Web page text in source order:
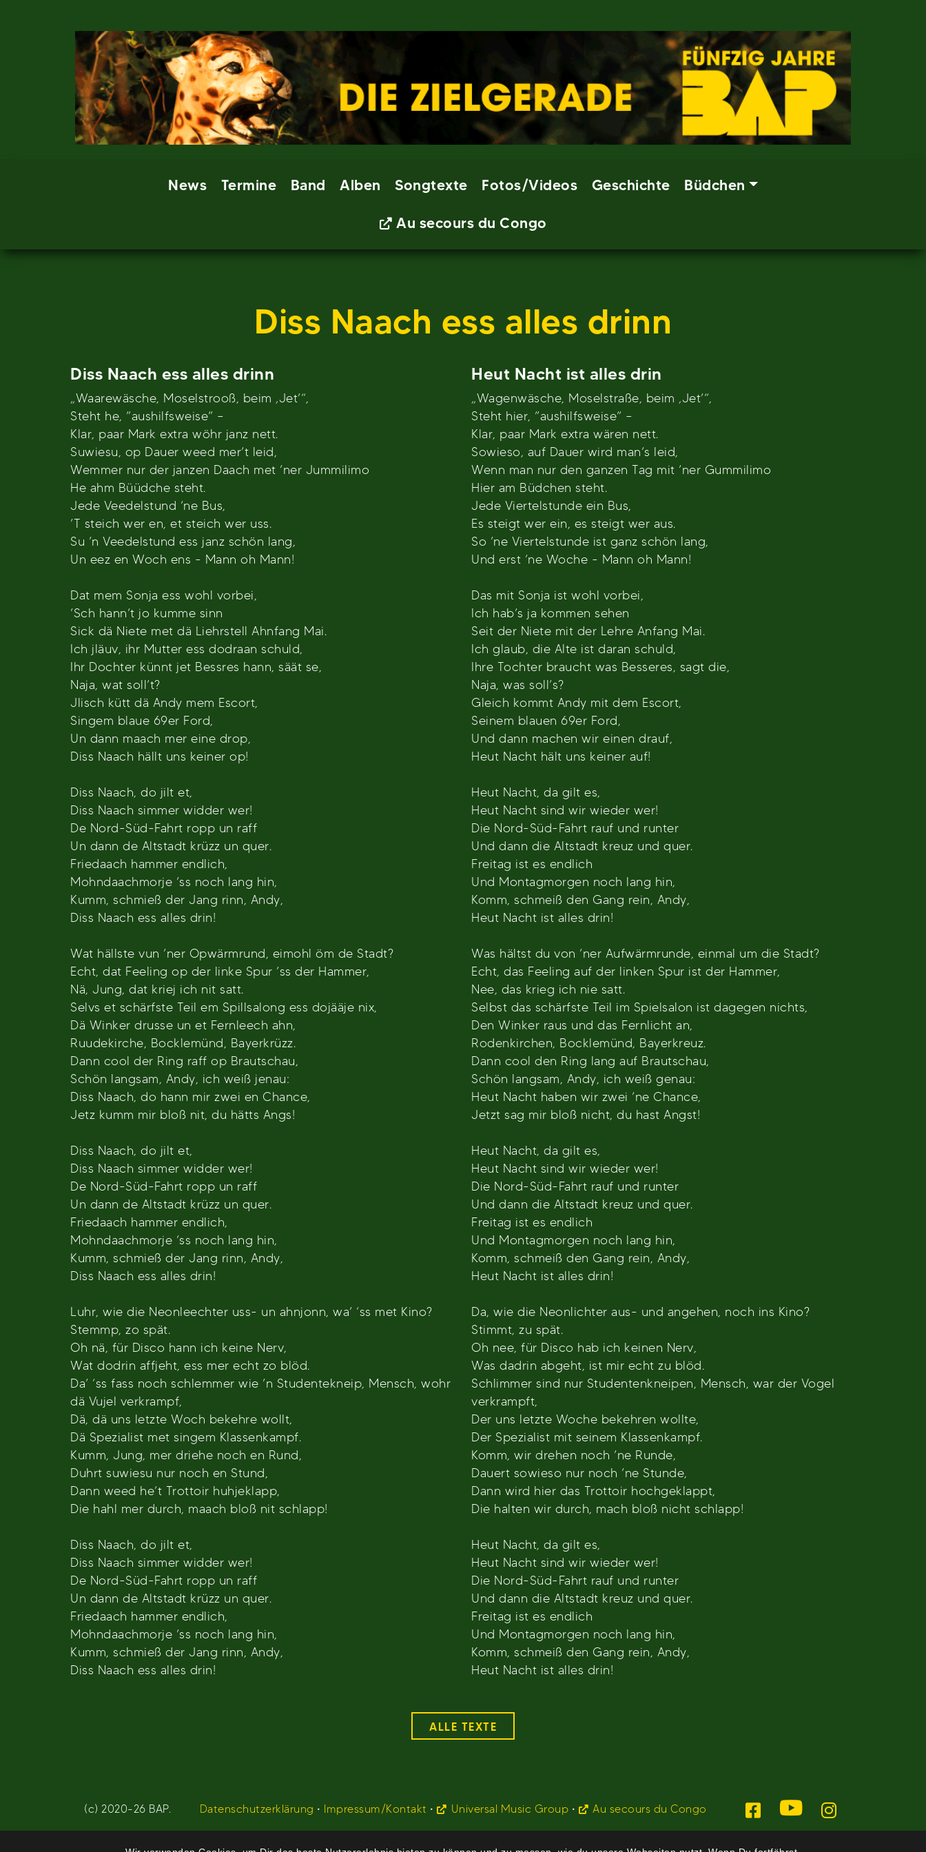
News Termine Band Alben Songtexte Fotos/Videos Geschichte Büdchen
Au secours du Congo
Diss Naach ess alles drinn
Diss Naach ess alles drinn
„Waarewäsche, Moselstrooß, beim ‚Jet’“,
Steht he, ”aushilfsweise” –
Klar, paar Mark extra wöhr janz nett.
Suwiesu, op Dauer weed mer’t leid,
Wemmer nur der janzen Daach met ’ner Jummilimo
He ahm Büüdche steht.
Jede Veedelstund ’ne Bus,
’T steich wer en, et steich wer uss.
Su ’n Veedelstund ess janz schön lang,
Un eez en Woch ens - Mann oh Mann!
Dat mem Sonja ess wohl vorbei,
’Sch hann’t jo kumme sinn
Sick dä Niete met dä Liehrstell Ahnfang Mai.
Ich jläuv, ihr Mutter ess dodraan schuld,
Ihr Dochter künnt jet Bessres hann, säät se,
Naja, wat soll’t?
Jlisch kütt dä Andy mem Escort,
Singem blaue 69er Ford,
Un dann maach mer eine drop,
Diss Naach hällt uns keiner op!
Diss Naach, do jilt et,
Diss Naach simmer widder wer!
De Nord-Süd-Fahrt ropp un raff
Un dann de Altstadt krüzz un quer.
Friedaach hammer endlich,
Mohndaachmorje ’ss noch lang hin,
Kumm, schmieß der Jang rinn, Andy,
Diss Naach ess alles drin!
Wat hällste vun ’ner Opwärmrund, eimohl öm de Stadt?
Echt, dat Feeling op der linke Spur ’ss der Hammer,
Nä, Jung, dat kriej ich nit satt.
Selvs et schärfste Teil em Spillsalong ess dojääje nix,
Dä Winker drusse un et Fernleech ahn,
Ruudekirche, Bocklemünd, Bayerkrüzz.
Dann cool der Ring raff op Brautschau,
Schön langsam, Andy, ich weiß jenau:
Diss Naach, do hann mir zwei en Chance,
Jetz kumm mir bloß nit, du hätts Angs!
Diss Naach, do jilt et,
Diss Naach simmer widder wer!
De Nord-Süd-Fahrt ropp un raff
Un dann de Altstadt krüzz un quer.
Friedaach hammer endlich,
Mohndaachmorje ’ss noch lang hin,
Kumm, schmieß der Jang rinn, Andy,
Diss Naach ess alles drin!
Luhr, wie die Neonleechter uss- un ahnjonn, wa’ ‘ss met Kino?
Stemmp, zo spät.
Oh nä, für Disco hann ich keine Nerv,
Wat dodrin affjeht, ess mer echt zo blöd.
Da’ ‘ss fass noch schlemmer wie ’n Studentekneip, Mensch, wohr
dä Vujel verkrampf,
Dä, dä uns letzte Woch bekehre wollt,
Dä Spezialist met singem Klassenkampf.
Kumm, Jung, mer driehe noch en Rund,
Duhrt suwiesu nur noch en Stund,
Dann weed he’t Trottoir huhjeklapp,
Die hahl mer durch, maach bloß nit schlapp!
Diss Naach, do jilt et,
Diss Naach simmer widder wer!
De Nord-Süd-Fahrt ropp un raff
Un dann de Altstadt krüzz un quer.
Friedaach hammer endlich,
Mohndaachmorje ’ss noch lang hin,
Kumm, schmieß der Jang rinn, Andy,
Diss Naach ess alles drin!
Heut Nacht ist alles drin
„Wagenwäsche, Moselstraße, beim ‚Jet’“,
Steht hier, ”aushilfsweise” –
Klar, paar Mark extra wären nett.
Sowieso, auf Dauer wird man’s leid,
Wenn man nur den ganzen Tag mit ’ner Gummilimo
Hier am Büdchen steht.
Jede Viertelstunde ein Bus,
Es steigt wer ein, es steigt wer aus.
So ’ne Viertelstunde ist ganz schön lang,
Und erst ’ne Woche - Mann oh Mann!
Das mit Sonja ist wohl vorbei,
Ich hab’s ja kommen sehen
Seit der Niete mit der Lehre Anfang Mai.
Ich glaub, die Alte ist daran schuld,
Ihre Tochter braucht was Besseres, sagt die,
Naja, was soll’s?
Gleich kommt Andy mit dem Escort,
Seinem blauen 69er Ford,
Und dann machen wir einen drauf,
Heut Nacht hält uns keiner auf!
Heut Nacht, da gilt es,
Heut Nacht sind wir wieder wer!
Die Nord-Süd-Fahrt rauf und runter
Und dann die Altstadt kreuz und quer.
Freitag ist es endlich
Und Montagmorgen noch lang hin,
Komm, schmeiß den Gang rein, Andy,
Heut Nacht ist alles drin!
Was hältst du von ’ner Aufwärmrunde, einmal um die Stadt?
Echt, das Feeling auf der linken Spur ist der Hammer,
Nee, das krieg ich nie satt.
Selbst das schärfste Teil im Spielsalon ist dagegen nichts,
Den Winker raus und das Fernlicht an,
Rodenkirchen, Bocklemünd, Bayerkreuz.
Dann cool den Ring lang auf Brautschau,
Schön langsam, Andy, ich weiß genau:
Heut Nacht haben wir zwei ’ne Chance,
Jetzt sag mir bloß nicht, du hast Angst!
Heut Nacht, da gilt es,
Heut Nacht sind wir wieder wer!
Die Nord-Süd-Fahrt rauf und runter
Und dann die Altstadt kreuz und quer.
Freitag ist es endlich
Und Montagmorgen noch lang hin,
Komm, schmeiß den Gang rein, Andy,
Heut Nacht ist alles drin!
Da, wie die Neonlichter aus- und angehen, noch ins Kino?
Stimmt, zu spät.
Oh nee, für Disco hab ich keinen Nerv,
Was dadrin abgeht, ist mir echt zu blöd.
Schlimmer sind nur Studentenkneipen, Mensch, war der Vogel
verkrampft,
Der uns letzte Woche bekehren wollte,
Der Spezialist mit seinem Klassenkampf.
Komm, wir drehen noch ’ne Runde,
Dauert sowieso nur noch ’ne Stunde,
Dann wird hier das Trottoir hochgeklappt,
Die halten wir durch, mach bloß nicht schlapp!
Heut Nacht, da gilt es,
Heut Nacht sind wir wieder wer!
Die Nord-Süd-Fahrt rauf und runter
Und dann die Altstadt kreuz und quer.
Freitag ist es endlich
Und Montagmorgen noch lang hin,
Komm, schmeiß den Gang rein, Andy,
Heut Nacht ist alles drin!
ALLE TEXTE
(c) 2020-26 BAP. Datenschutzerklärung • Impressum/Kontakt • Universal Music Group • Au secours du Congo